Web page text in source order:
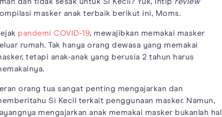
masker anak terbaik berikut ini, Moms.
pandemi COVID-19, mewajibkan memakai masker
rumah. Tak hanya orang dewasa yang memakai
tetapi anak-anak yang berusia 2 tahun harus
orang tua sangat penting mengajarkan dan
Si Kecil terkait penggunaan masker. Namun,
mengajarkan anak memakai masker bukanlah hal